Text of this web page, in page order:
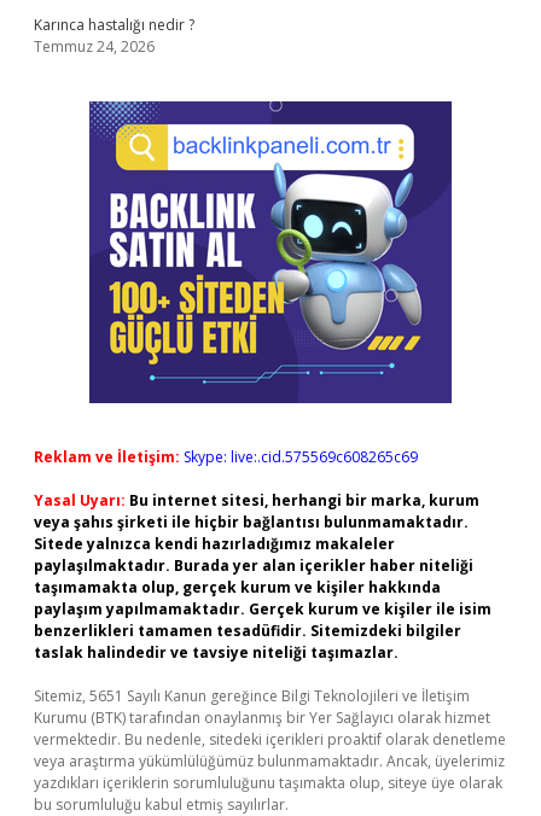
Karınca hastalığı nedir ?
Temmuz 24, 2026
Reklam ve İletişim: Skype: live:.cid.575569c608265c69
Yasal Uyarı: Bu internet sitesi, herhangi bir marka, kurum
veya şahıs şirketi ile hiçbir bağlantısı bulunmamaktadır.
Sitede yalnızca kendi hazırladığımız makaleler
paylaşılmaktadır. Burada yer alan içerikler haber niteliği
taşımamakta olup, gerçek kurum ve kişiler hakkında
paylaşım yapılmamaktadır. Gerçek kurum ve kişiler ile isim
benzerlikleri tamamen tesadüfidir. Sitemizdeki bilgiler
taslak halindedir ve tavsiye niteliği taşımazlar.
Sitemiz, 5651 Sayılı Kanun gereğince Bilgi Teknolojileri ve İletişim
Kurumu (BTK) tarafından onaylanmış bir Yer Sağlayıcı olarak hizmet
vermektedir. Bu nedenle, sitedeki içerikleri proaktif olarak denetleme
veya araştırma yükümlülüğümüz bulunmamaktadır. Ancak, üyelerimiz
yazdıkları içeriklerin sorumluluğunu taşımakta olup, siteye üye olarak
bu sorumluluğu kabul etmiş sayılırlar.